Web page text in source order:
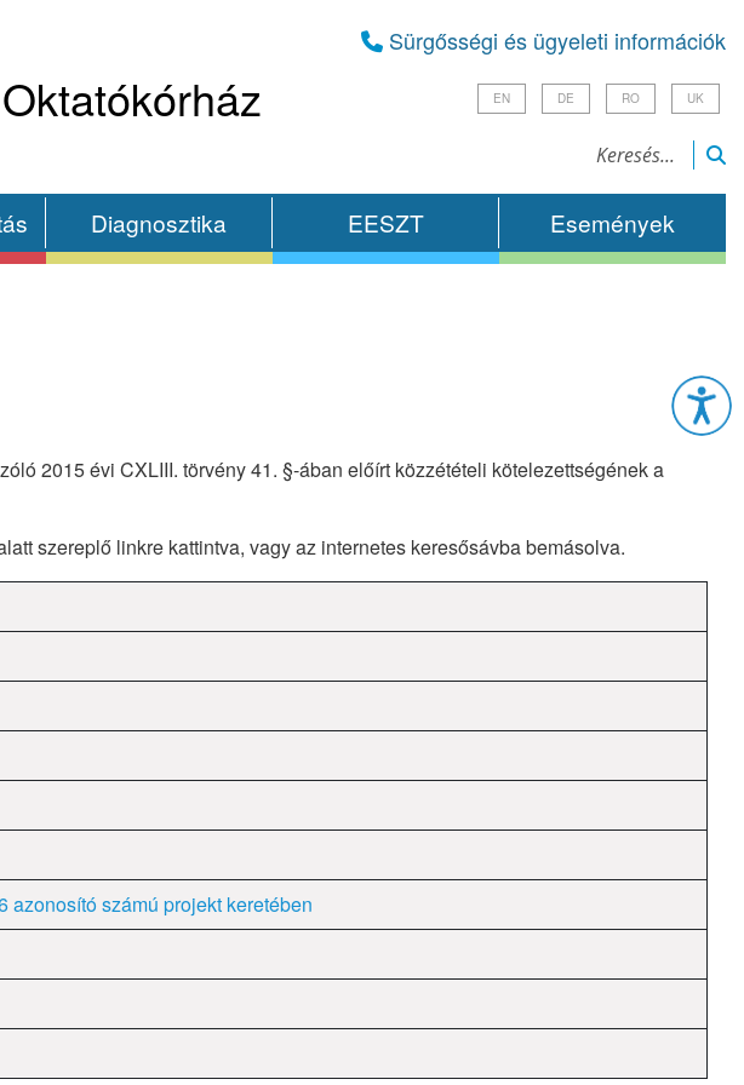
Sürgősségi és ügyeleti információk
EN DE RO UK
Diagnosztika EESZT Események
2015 évi CXLIII. törvény 41. §-ában előírt közzétételi kötelezettségének a
szereplő linkre kattintva, vagy az internetes keresősávba bemásolva.
azonosító számú projekt keretében